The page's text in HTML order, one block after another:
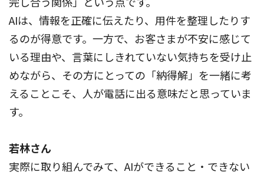
AIは、情報を正確に伝えたり、用件を整理したりす
るのが得意です。一方で、お客さまが不安に感じて
いる理由や、言葉にしきれていない気持ちを受け止
めながら、その方にとっての「納得解」を一緒に考
えることこそ、人が電話に出る意味だと思っていま
す。
若林さん
実際に取り組んでみて、AIができること・できない